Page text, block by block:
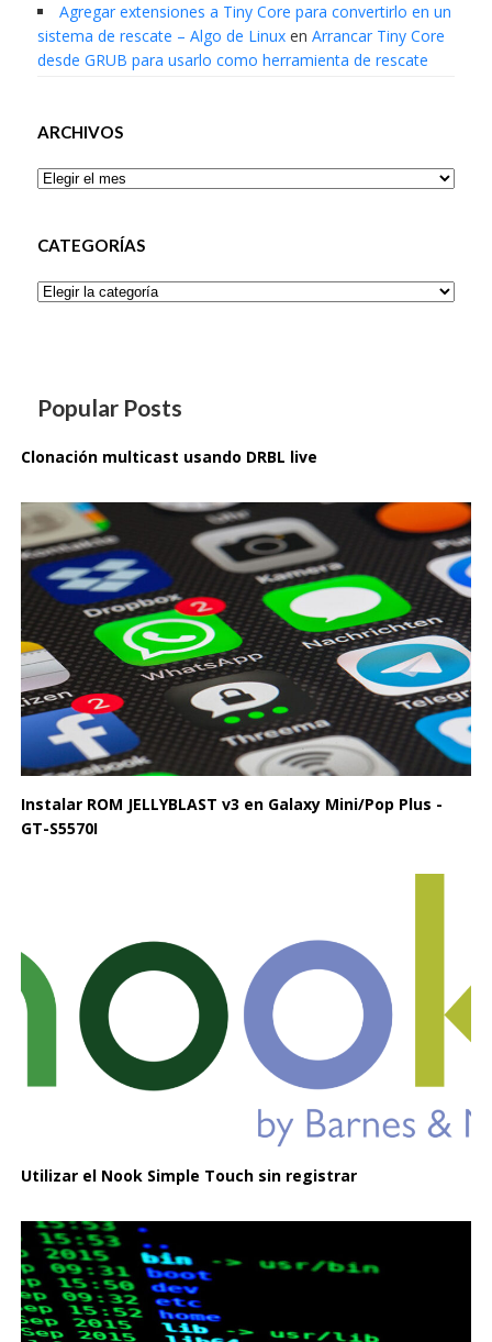
Agregar extensiones a Tiny Core para convertirlo en un
sistema de rescate – Algo de Linuxen Arrancar Tiny Core
desde GRUB para usarlo como herramienta de rescate
ARCHIVOS
Archivos
CATEGORÍAS
Categorías
Popular Posts
Clonación multicast usando DRBL live
Instalar ROM JELLYBLAST v3 en Galaxy Mini/Pop Plus -
GT-S5570I
Utilizar el Nook Simple Touch sin registrar